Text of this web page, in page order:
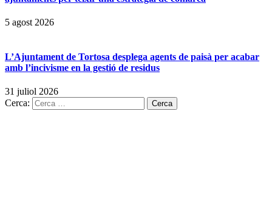
5 agost 2026
L’Ajuntament de Tortosa desplega agents de paisà per acabar
amb l’incivisme en la gestió de residus
31 juliol 2026
Cerca: